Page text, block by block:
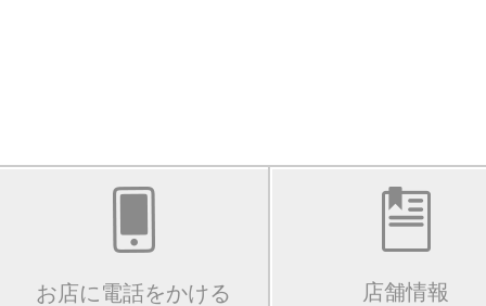
お店に電話をかける 店舗情報